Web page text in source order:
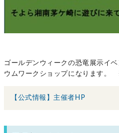
ゴールデンウィークの恐竜展示イ
ウムワークショップになります。
【公式情報】主催者HP